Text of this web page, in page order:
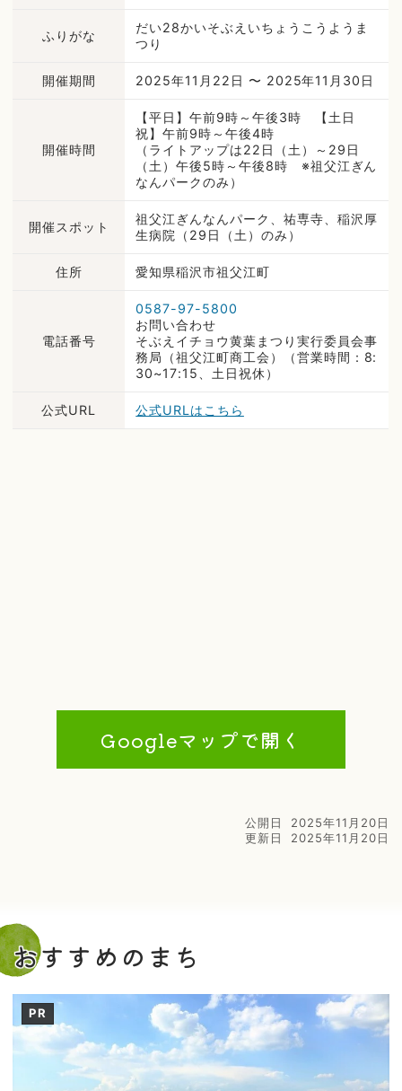
ふりがな
だい28かいそぶえいちょうこうようま
つり
開催期間 2025年11月22日 〜 2025年11月30日
開催時間
【平日】午前9時～午後3時 【土日
祝】午前9時～午後4時
（ライトアップは22日（土）～29日
（土）午後5時～午後8時 ※祖父江ぎん
なんパークのみ）
開催スポット
祖父江ぎんなんパーク、祐専寺、稲沢厚
生病院（29日（土）のみ）
住所 愛知県稲沢市祖父江町
電話番号
0587-97-5800
お問い合わせ
そぶえイチョウ黄葉まつり実行委員会事
務局（祖父江町商工会）（営業時間：8:
30~17:15、土日祝休）
公式URL 公式URLはこちら
Googleマップで開く
公開日
2025年11月20日
更新日
2025年11月20日
おすすめのまち
PR